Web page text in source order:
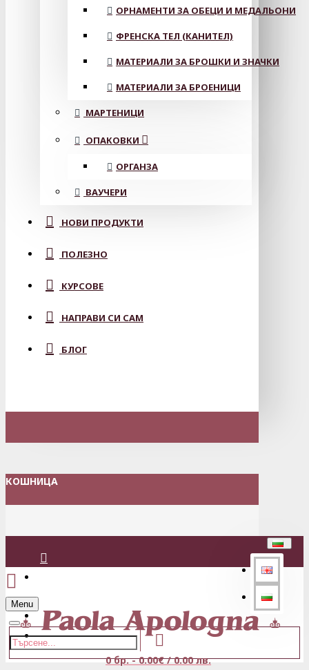
ОРНАМЕНТИ ЗА ОБЕЦИ И МЕДАЛЬОНИ
ФРЕНСКА ТЕЛ (КАНИТЕЛ)
МАТЕРИАЛИ ЗА БРОШКИ И ЗНАЧКИ
МАТЕРИАЛИ ЗА БРОЕНИЦИ
МАРТЕНИЦИ
ОПАКОВКИ
ОРГАНЗА
ВАУЧЕРИ
НОВИ ПРОДУКТИ
ПОЛЕЗНО
КУРСОВЕ
НАПРАВИ СИ САМ
БЛОГ
КОШНИЦА
Регистрация
Menu
0 бр. - 0.00€ / 0.00 лв.